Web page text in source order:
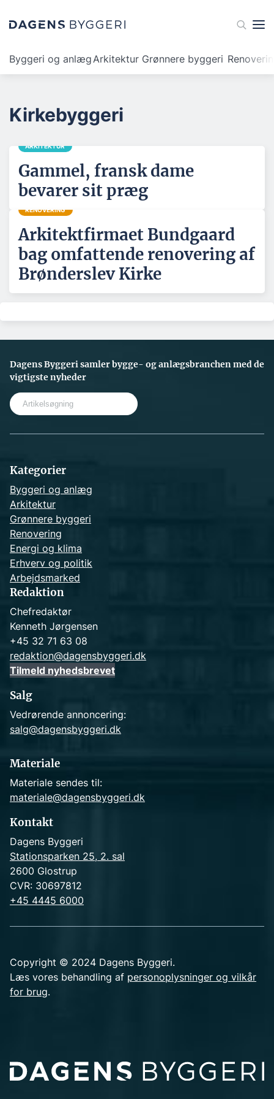
Byggeri og anlægArkitektur Grønnere byggeri
Kirkebyggeri
ARKITEKTUR
Gammel, fransk dame
bevarer sit præg
RENOVERING
Arkitektfirmaet Bundgaard
bag omfattende renovering af
Brønderslev Kirke
Dagens Byggeri samler bygge- og anlægsbranchen med de
vigtigste nyheder
Kategorier
Byggeri og anlæg
Arkitektur
Grønnere byggeri
Renovering
Energi og klima
Erhverv og politik
Arbejdsmarked
Redaktion
Chefredaktør
Kenneth Jørgensen
+45 32 71 63 08
redaktion@dagensbyggeri.dk
Tilmeld nyhedsbrevet
Salg
Vedrørende annoncering:
salg@dagensbyggeri.dk
Materiale
Materiale sendes til:
materiale@dagensbyggeri.dk
Kontakt
Dagens Byggeri
Stationsparken 25, 2. sal
2600 Glostrup
CVR: 30697812
+45 4445 6000
Copyright © 2024 Dagens Byggeri.
Læs vores behandling af personoplysninger og vilkår
for brug.